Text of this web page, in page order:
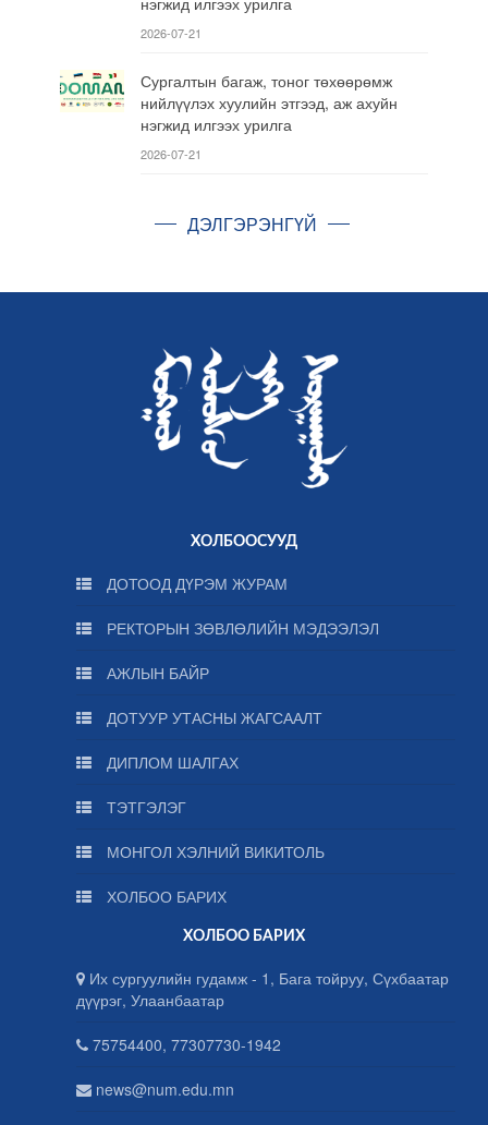
2026-07-21
Сургалтын багаж, тоног төхөөрөмж
нийлүүлэх хуулийн этгээд, аж ахуйн
нэгжид илгээх урилга
2026-07-21
ДЭЛГЭРЭНГҮЙ
ХОЛБООСУУД
ДОТООД ДҮРЭМ ЖУРАМ
РЕКТОРЫН ЗӨВЛӨЛИЙН МЭДЭЭЛЭЛ
АЖЛЫН БАЙР
ДОТУУР УТАСНЫ ЖАГСААЛТ
ДИПЛОМ ШАЛГАХ
ТЭТГЭЛЭГ
МОНГОЛ ХЭЛНИЙ ВИКИТОЛЬ
ХОЛБОО БАРИХ
ХОЛБОО БАРИХ
Их сургуулийн гудамж - 1, Бага тойруу, Сүхбаатар
дүүрэг, Улаанбаатар
75754400, 77307730-1942
news@num.edu.mn